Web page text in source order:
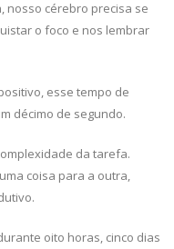
nosso cérebro precisa se
o foco e nos lembrar
esse tempo de
décimo de segundo.
da tarefa.
coisa para a outra,
oito horas, cinco dias